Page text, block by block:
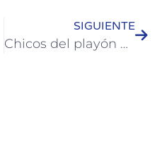
SIGUIENTE
Chicos del playón Rocamora realizan visitas a lugares de la Ciudad